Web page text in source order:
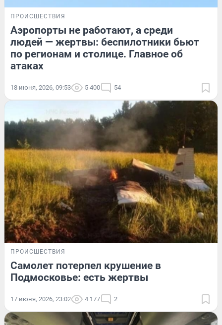
ПРОИСШЕСТВИЯ
Аэропорты не работают, а среди
людей — жертвы: беспилотники бьют
по регионам и столице. Главное об
атаках
18 июня, 2026, 09:53 5 400 54
ПРОИСШЕСТВИЯ
Самолет потерпел крушение в
Подмосковье: есть жертвы
17 июня, 2026, 23:02 4 177 2